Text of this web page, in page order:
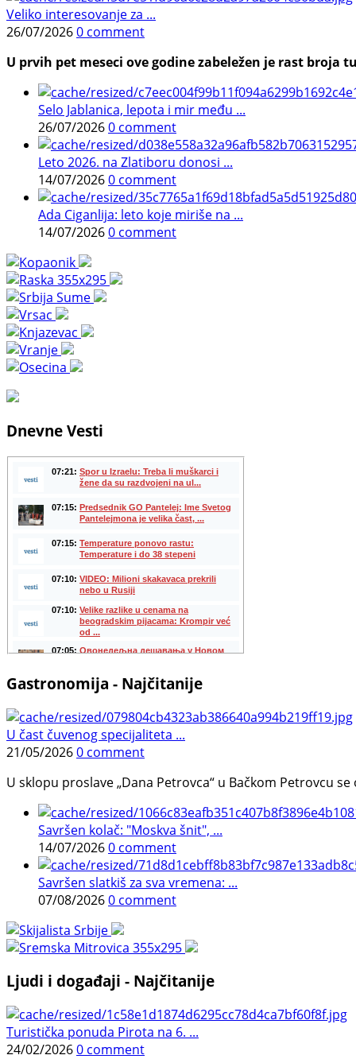
Veliko interesovanje za ...
26/07/20260 comment
U prvih pet meseci ove godine zabeležen je rast
Selo Jablanica, lepota i mir među ...
26/07/20260 comment
Leto 2026. na Zlatiboru donosi ...
14/07/20260 comment
Ada Ciganlija: leto koje miriše na ...
14/07/20260 comment
Dnevne Vesti
Gastronomija - Najčitanije
U čast čuvenog specijaliteta ...
21/05/20260 comment
U sklopu proslave „Dana Petrovca“ u Bačkom Petrovcu
Savršen kolač: "Moskva šnit", ...
14/07/20260 comment
Savršen slatkiš za sva vremena: ...
07/08/20260 comment
Ljudi i događaji - Najčitanije
Turistička ponuda Pirota na 6. ...
24/02/20260 comment